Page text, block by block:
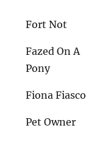
Fort Not
Fazed On A
Pony
Fiona Fiasco
Pet Owner